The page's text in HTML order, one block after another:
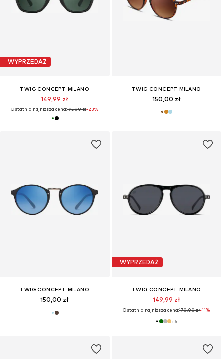
WYPRZEDAŻ
TWIG CONCEPT MILANO
149,99 zł
Ostatnia najniższa cena:195,00 zł-23%
TWIG CONCEPT MILANO
150,00 zł
TWIG CONCEPT MILANO
150,00 zł
WYPRZEDAŻ
TWIG CONCEPT MILANO
149,99 zł
Ostatnia najniższa cena:170,00 zł-11%
+6